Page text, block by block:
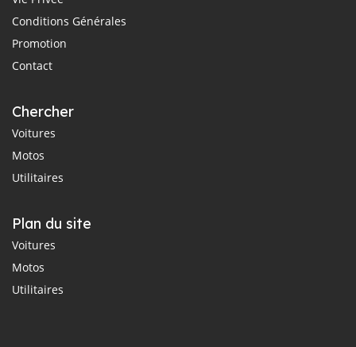
Conditions Générales
Promotion
Contact
Chercher
Voitures
Motos
Utilitaires
Plan du site
Voitures
Motos
Utilitaires